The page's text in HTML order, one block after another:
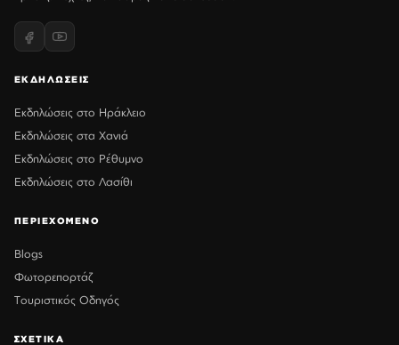
ΕΚΔΗΛΩΣΕΙΣ
Εκδηλώσεις στο Ηράκλειο
Εκδηλώσεις στα Χανιά
Εκδηλώσεις στο Ρέθυμνο
Εκδηλώσεις στο Λασίθι
ΠΕΡΙΕΧΟΜΕΝΟ
Blogs
Φωτορεπορτάζ
Τουριστικός Οδηγός
ΣΧΕΤΙΚΑ